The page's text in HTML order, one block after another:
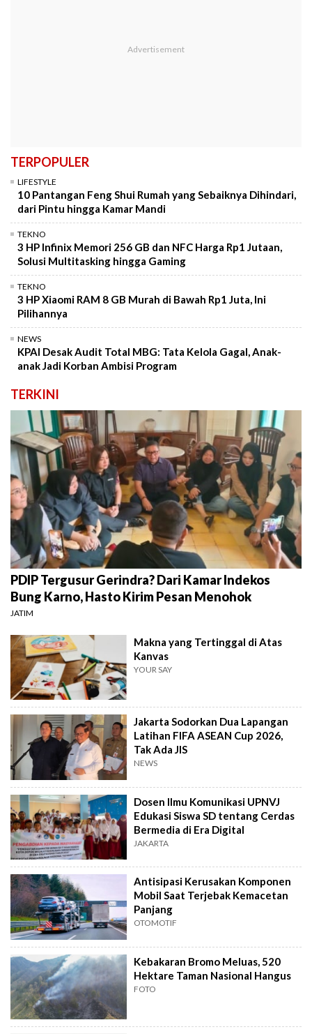
TERPOPULER
LIFESTYLE
10 Pantangan Feng Shui Rumah yang Sebaiknya Dihindari,
dari Pintu hingga Kamar Mandi
TEKNO
3 HP Infinix Memori 256 GB dan NFC Harga Rp1 Jutaan,
Solusi Multitasking hingga Gaming
TEKNO
3 HP Xiaomi RAM 8 GB Murah di Bawah Rp1 Juta, Ini
Pilihannya
NEWS
KPAI Desak Audit Total MBG: Tata Kelola Gagal, Anak-
anak Jadi Korban Ambisi Program
TERKINI
PDIP Tergusur Gerindra? Dari Kamar Indekos
Bung Karno, Hasto Kirim Pesan Menohok
JATIM
Makna yang Tertinggal di Atas
Kanvas
YOUR SAY
Jakarta Sodorkan Dua Lapangan
Latihan FIFA ASEAN Cup 2026,
Tak Ada JIS
NEWS
Dosen Ilmu Komunikasi UPNVJ
Edukasi Siswa SD tentang Cerdas
Bermedia di Era Digital
JAKARTA
Antisipasi Kerusakan Komponen
Mobil Saat Terjebak Kemacetan
Panjang
OTOMOTIF
Kebakaran Bromo Meluas, 520
Hektare Taman Nasional Hangus
FOTO